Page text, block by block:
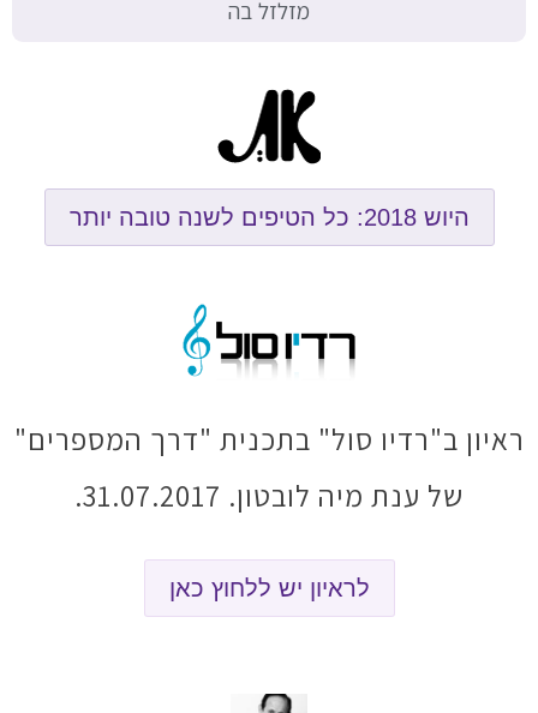
מזלזל בה
היוש 2018: כל הטיפים לשנה טובה יותר
ראיון ב"רדיו סול" בתכנית "דרך המספרים"
של ענת מיה לובטון. 31.07.2017.
לראיון יש ללחוץ כאן